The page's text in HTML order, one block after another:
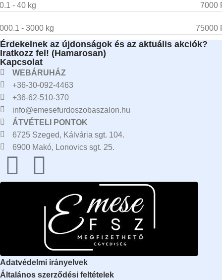
- 40 kg 7000
- 3000 kg 75000
Érdekelnek az újdonságok és az aktuális akciók?
Iratkozz fel! (Hamarosan)
Kapcsolat
WEBÁRUHÁZ
+36-30-092-4463
+36-62-510-370
info@emesefurdoszobaszalon.hu
ÁTVÉTELI PONTOK
6725 Szeged, Kálvária sgt. 104.​
6900 Makó, Lonovics sgt. 25.
Adatvédelmi irányelvek
Általános szerződési feltételek